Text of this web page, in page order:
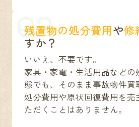
Q2
残置物の処分費用や修
すか？
いいえ、不要です。
家具・家電・生活用品などの
態でも、そのまま事故物件買
処分費用や原状回復費用を売
ただくことはありません。